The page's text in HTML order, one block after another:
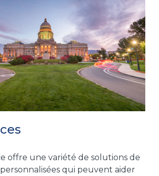
offre une variété de solutions de
qui peuvent aider